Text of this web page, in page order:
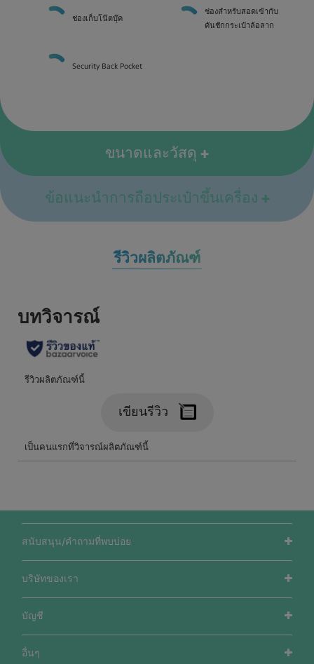
ช่องเก็บโน๊ตบุ๊ค
ช่องสำหรับสอดเข้ากับ
คันชักกระเป๋าล้อลาก
Security Back Pocket
ขนาดและวัสดุ
ข้อแนะนำการถือประเป๋าขึ้นเครื่อง
รีวิวผลิตภัณฑ์
สนับสนุน/คำถามที่พบบ่อย
บริษัทของเรา
บัญชี
อื่นๆ